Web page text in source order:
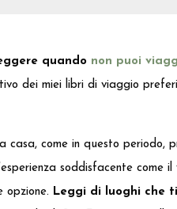
quando non puoi
dei miei libri di viaggio
come in questo periodo,
soddisfacente come
opzione. Leggi di luoghi che